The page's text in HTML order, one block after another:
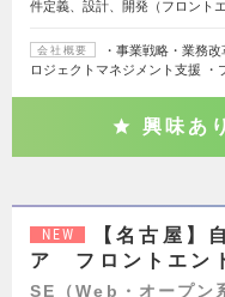
件定義、設計、開発（フロント
会社概要
・事業戦略・業務
ロジェクトマネジメント支援
興味あり
NEW
【名古屋】
ア フロントエン
SE（Web・オープン